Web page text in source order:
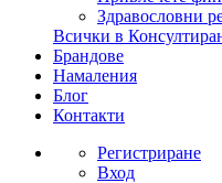
Здравословни
Всички в
Брандове
Намаления
Блог
Контакти
Регистриране
Вход